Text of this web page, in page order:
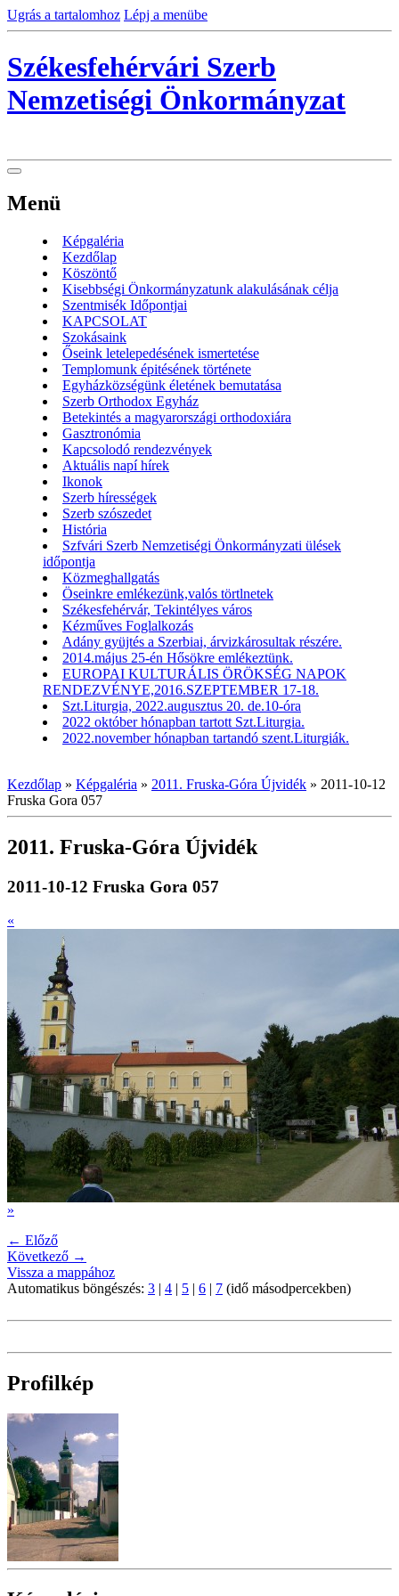
Ugrás a tartalomhoz Lépj a menübe
Székesfehérvári Szerb
Nemzetiségi Önkormányzat
Menü
Képgaléria
Kezdőlap
Köszöntő
Kisebbségi Önkormányzatunk alakulásának célja
Szentmisék Időpontjai
KAPCSOLAT
Szokásaink
Őseink letelepedésének ismertetése
Templomunk épitésének története
Egyházközségünk életének bemutatása
Szerb Orthodox Egyház
Betekintés a magyarországi orthodoxiára
Gasztronómia
Kapcsolodó rendezvények
Aktuális napí hírek
Ikonok
Szerb hírességek
Szerb szószedet
História
Szfvári Szerb Nemzetiségi Önkormányzati ülések
időpontja
Közmeghallgatás
Öseinkre emlékezünk,valós törtlnetek
Székesfehérvár, Tekintélyes város
Kézműves Foglalkozás
Adány gyüjtés a Szerbiai, árvizkárosultak részére.
2014.május 25-én Hősökre emlékeztünk.
EUROPAI KULTURÁLIS ÖRÖKSÉG NAPOK
RENDEZVÉNYE,2016.SZEPTEMBER 17-18.
Szt.Liturgia, 2022.augusztus 20. de.10-óra
2022 október hónapban tartott Szt.Liturgia.
2022.november hónapban tartandó szent.Liturgiák.
Kezdőlap » Képgaléria » 2011. Fruska-Góra Újvidék » 2011-10-12
Fruska Gora 057
2011. Fruska-Góra Újvidék
2011-10-12 Fruska Gora 057
«
»
← Előző
Következő →
Vissza a mappához
Automatikus böngészés: 3 | 4 | 5 | 6 | 7 (idő másodpercekben)
Profilkép